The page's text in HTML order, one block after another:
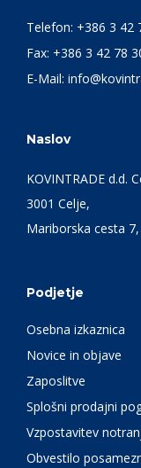
Telefon: +386 3 42
Fax: +386 3 42 78
E-Mail:
Naslov
KOVINTRADE d.d.
3001 Celje,
Mariborska cesta
Podjetje
Osebna izkaznica
Novice in objave
Zaposlitve
Splošni prodajni
Vzpostavitev
Obvestilo